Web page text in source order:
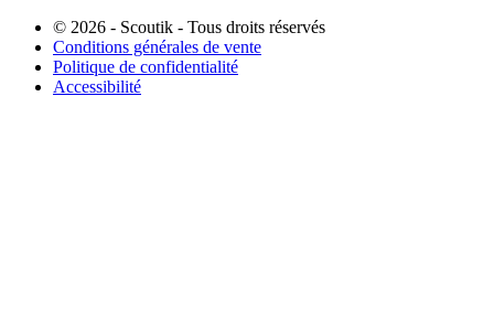
© 2026 - Scoutik - Tous droits réservés
Conditions générales de vente
Politique de confidentialité
Accessibilité